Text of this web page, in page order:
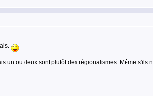
un ou deux sont plutôt des régionalismes. Même